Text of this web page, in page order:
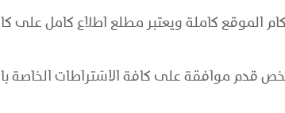
الموقع كاملة ويعتبر مطلع اطلاع كامل على
قدم موافقة على كافة الاشتراطات الخاصة